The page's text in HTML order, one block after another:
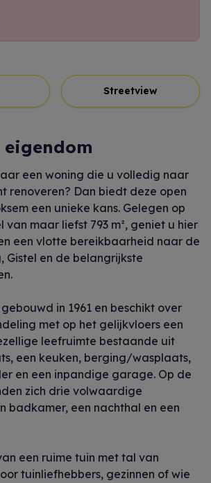
Streetview
eigendom
een woning die u volledig naar
renoveren? Dan biedt deze open
een unieke kans. Gelegen op
van maar liefst 793 m², geniet u hier
een vlotte bereikbaarheid naar de
Gistel en de belangrijkste
in 1961 en beschikt over
met op het gelijkvloers een
leefruimte bestaande uit
een keuken, berging/wasplaats,
en een inpandige garage. Op de
zich drie volwaardige
badkamer, een nachthal en een
een ruime tuin met tal van
tuinliefhebbers, gezinnen of wie